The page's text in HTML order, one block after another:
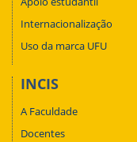
Internacionalização
Uso da marca UFU
INCIS
A Faculdade
Docentes